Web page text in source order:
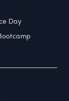
Day